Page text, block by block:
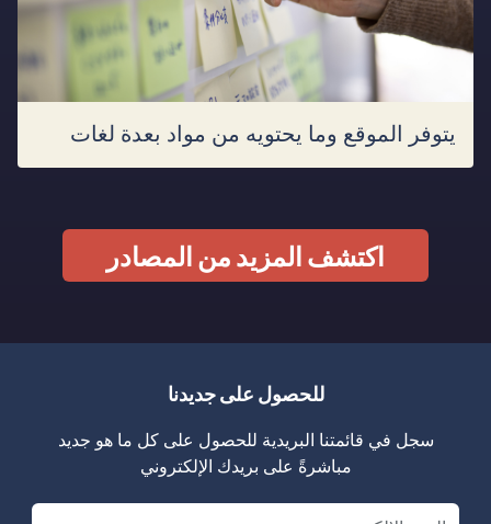
يتوفر الموقع وما يحتويه من مواد بعدة لغات
اكتشف المزيد من المصادر
للحصول على جديدنا
سجل في قائمتنا البريدية للحصول على كل ما هو جديد
مباشرةً على بريدك الإلكتروني
Email